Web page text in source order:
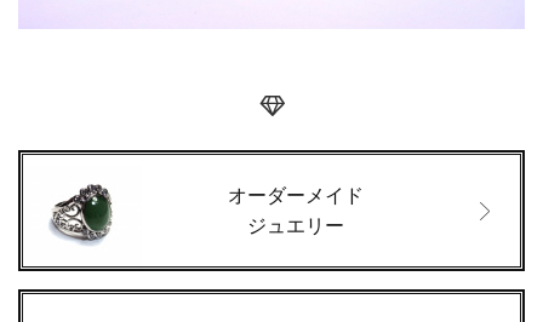
オーダーメイド
ジュエリー